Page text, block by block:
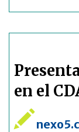
en el